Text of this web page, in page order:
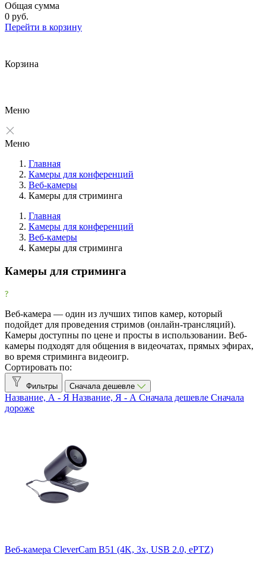
Общая сумма
0 руб.
Перейти в корзину
Корзина
Меню
Меню
Главная
Камеры для конференций
Веб-камеры
Камеры для стриминга
Фильтры
Фильтр
Рекомендованные бренды
clevermic BKR 0
Клеверкам 5
Клевермик
Труконф 0
Все производители
AVerMedia
Cisco 1
CleverCam
CleverMic 1
Dell
1
Yealink 2
Главная
Камеры для конференций
Веб-камеры
Камеры для стриминга
Камеры для стриминга
Веб-камера — один из лучших типов камер, который
подойдет для проведения стримов (онлайн-трансляций).
Камеры доступны по цене и просты в использовании. Веб-
камеры подходят для общения в видеочатах, прямых эфирах,
во время стриминга видеоигр.
Сортировать по:
Фильтры Сначала дешевле
Название, А - Я Название, Я - А Сначала дешевле Сначала
дороже
Веб-камера CleverCam B51 (4K, 3x, USB 2.0, ePTZ)